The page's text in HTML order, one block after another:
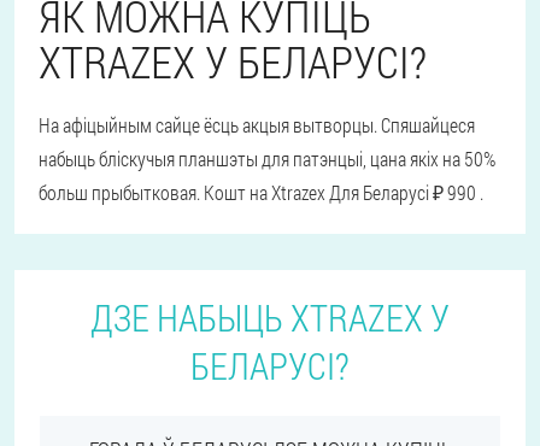
ЯК МОЖНА КУПІЦЬ
XTRAZEX У БЕЛАРУСІ?
На афіцыйным сайце ёсць акцыя вытворцы. Спяшайцеся
набыць бліскучыя планшэты для патэнцыі, цана якіх на 50%
больш прыбытковая. Кошт на Xtrazex Для Беларусі ₽ 990 .
ДЗЕ НАБЫЦЬ XTRAZEX У
БЕЛАРУСІ?